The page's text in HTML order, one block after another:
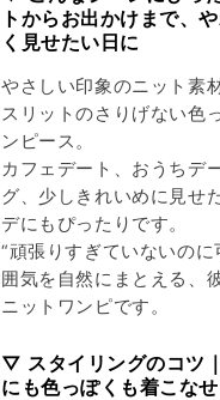
トからお出かけまで、
く見せたい日に
やさしい印象のニット素
スリットのさりげない色
ンピース。
カフェデート、おうちデ
グ、少しきれいめに見せ
デにもぴったりです。
“頑張りすぎていないのに
囲気を自然にまとえる、
ニットワンピです。
▽ スタイリングのコツ
にも色っぽくも着こな